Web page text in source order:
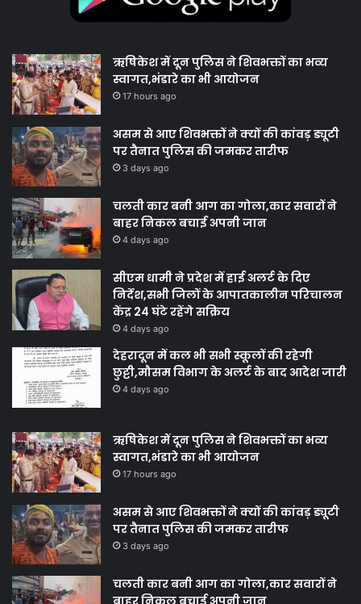
ऋषिकेश में दून पुलिस ने शिवभक्तों का भव्य
स्वागत,भंडारे का भी आयोजन
17 hours ago
असम से आए शिवभक्तों ने क्यों की कांवड़ ड्यूटी
पर तैनात पुलिस की जमकर तारीफ
3 days ago
चलती कार बनी आग का गोला,कार सवारों ने
बाहर निकल बचाई अपनी जान
4 days ago
सीएम धामी ने प्रदेश में हाई अलर्ट के दिए
निर्देश,सभी जिलों के आपातकालीन परिचालन
केंद्र 24 घंटे रहेंगे सक्रिय
4 days ago
देहरादून में कल भी सभी स्कूलों की रहेगी
छुट्टी,मौसम विभाग के अलर्ट के बाद आदेश जारी
4 days ago
ऋषिकेश में दून पुलिस ने शिवभक्तों का भव्य
स्वागत,भंडारे का भी आयोजन
17 hours ago
असम से आए शिवभक्तों ने क्यों की कांवड़ ड्यूटी
पर तैनात पुलिस की जमकर तारीफ
3 days ago
चलती कार बनी आग का गोला,कार सवारों ने
बाहर निकल बचाई अपनी जान